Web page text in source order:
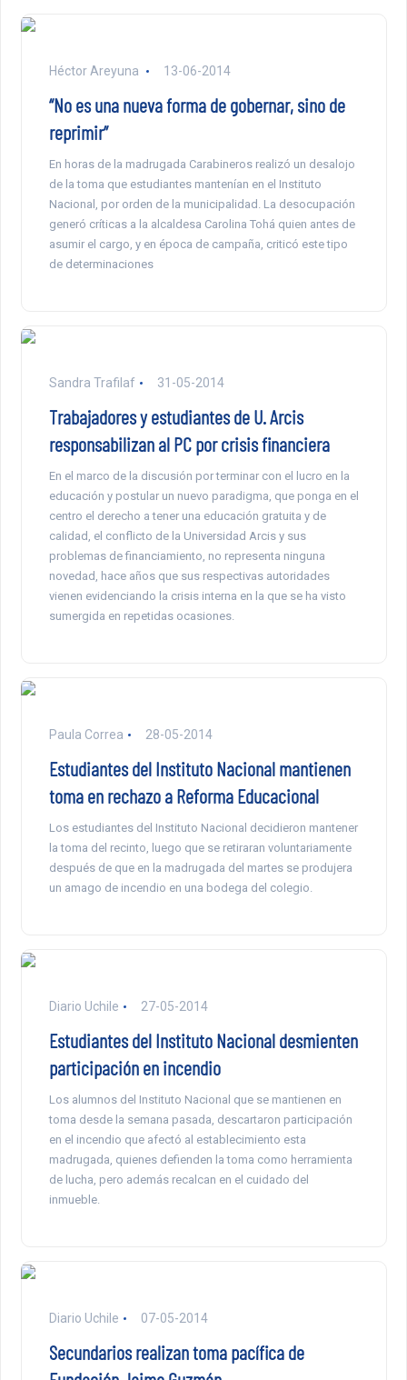
Héctor Areyuna 13-06-2014
“No es una nueva forma de gobernar, sino de
reprimir”
En horas de la madrugada Carabineros realizó un desalojo
de la toma que estudiantes mantenían en el Instituto
Nacional, por orden de la municipalidad. La desocupación
generó críticas a la alcaldesa Carolina Tohá quien antes de
asumir el cargo, y en época de campaña, criticó este tipo
de determinaciones
Sandra Trafilaf 31-05-2014
Trabajadores y estudiantes de U. Arcis
responsabilizan al PC por crisis financiera
En el marco de la discusión por terminar con el lucro en la
educación y postular un nuevo paradigma, que ponga en el
centro el derecho a tener una educación gratuita y de
calidad, el conflicto de la Universidad Arcis y sus
problemas de financiamiento, no representa ninguna
novedad, hace años que sus respectivas autoridades
vienen evidenciando la crisis interna en la que se ha visto
sumergida en repetidas ocasiones.
Paula Correa 28-05-2014
Estudiantes del Instituto Nacional mantienen
toma en rechazo a Reforma Educacional
Los estudiantes del Instituto Nacional decidieron mantener
la toma del recinto, luego que se retiraran voluntariamente
después de que en la madrugada del martes se produjera
un amago de incendio en una bodega del colegio.
Diario Uchile 27-05-2014
Estudiantes del Instituto Nacional desmienten
participación en incendio
Los alumnos del Instituto Nacional que se mantienen en
toma desde la semana pasada, descartaron participación
en el incendio que afectó al establecimiento esta
madrugada, quienes defienden la toma como herramienta
de lucha, pero además recalcan en el cuidado del
inmueble.
Diario Uchile 07-05-2014
Secundarios realizan toma pacífica de